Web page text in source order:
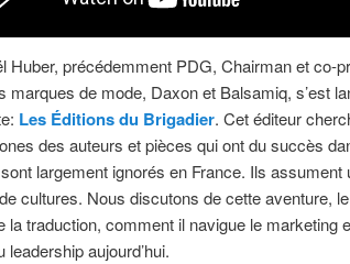
Huber, précédemment PDG, Chairman et co-
marques de mode, Daxon et Balsamiq, s’est
Les Éditions du Brigadier. Cet éditeur
des auteurs et pièces qui ont du succès
largement ignorés en France. Ils assument
cultures. Nous discutons de cette aventure,
la traduction, comment il navigue le marketing
leadership aujourd’hui.